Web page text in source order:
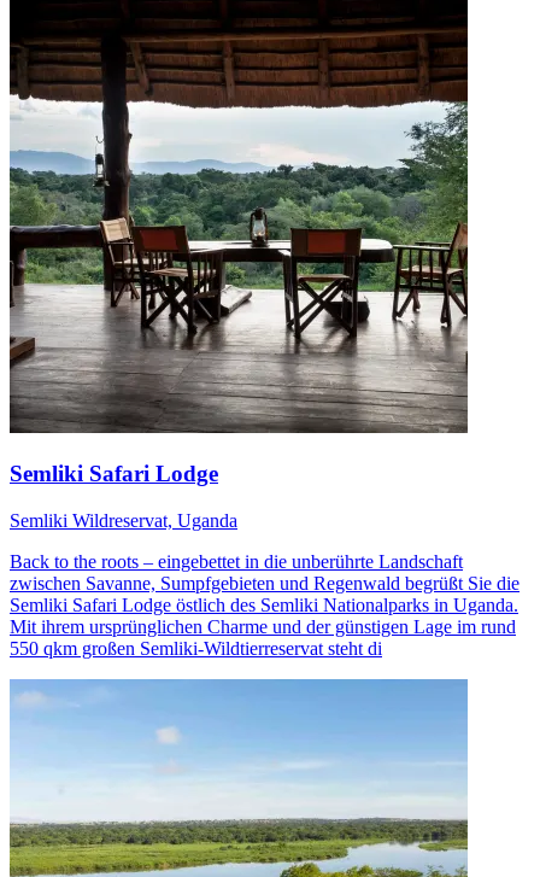
Semliki Safari Lodge
Semliki Wildreservat, Uganda
Back to the roots – eingebettet in die unberührte Landschaft
zwischen Savanne, Sumpfgebieten und Regenwald begrüßt Sie die
Semliki Safari Lodge östlich des Semliki Nationalparks in Uganda.
Mit ihrem ursprünglichen Charme und der günstigen Lage im rund
550 qkm großen Semliki-Wildtierreservat steht di